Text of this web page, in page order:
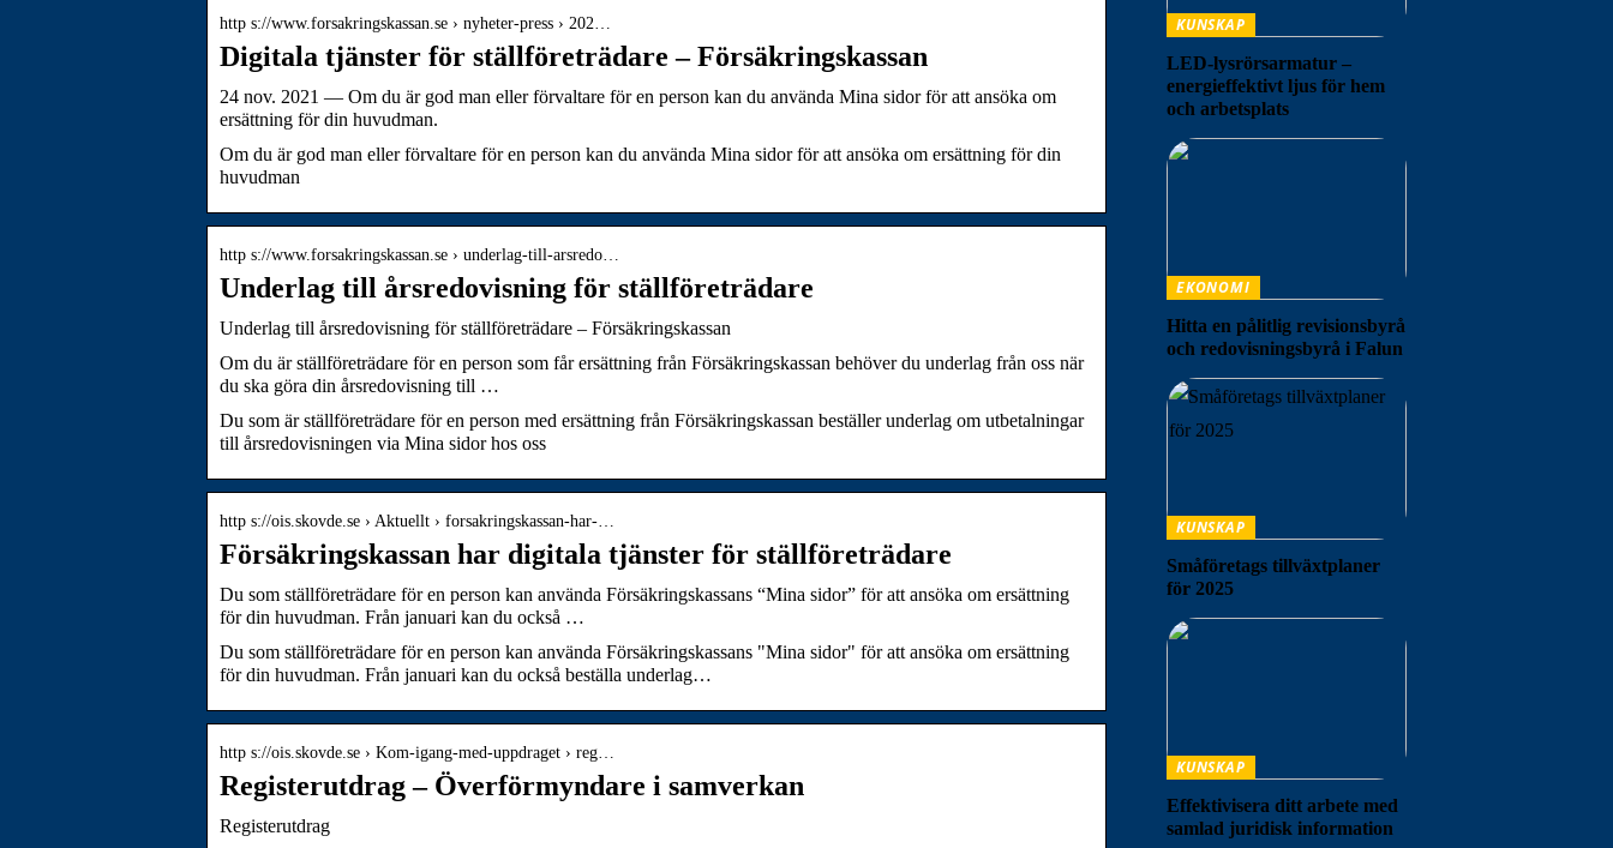
http s://www.forsakringskassan.se › nyheter-press › 202…
Digitala tjänster för ställföreträdare – Försäkringskassan
24 nov. 2021 — Om du är god man eller förvaltare för en person kan du använda Mina sidor för att ansöka om
ersättning för din huvudman.
Om du är god man eller förvaltare för en person kan du använda Mina sidor för att ansöka om ersättning för din
huvudman
http s://www.forsakringskassan.se › underlag-till-arsredo…
Underlag till årsredovisning för ställföreträdare
Underlag till årsredovisning för ställföreträdare – Försäkringskassan
Om du är ställföreträdare för en person som får ersättning från Försäkringskassan behöver du underlag från oss när
du ska göra din årsredovisning till …
Du som är ställföreträdare för en person med ersättning från Försäkringskassan beställer underlag om utbetalningar
till årsredovisningen via Mina sidor hos oss
http s://ois.skovde.se › Aktuellt › forsakringskassan-har-…
Försäkringskassan har digitala tjänster för ställföreträdare
Du som ställföreträdare för en person kan använda Försäkringskassans “Mina sidor” för att ansöka om ersättning
för din huvudman. Från januari kan du också …
Du som ställföreträdare för en person kan använda Försäkringskassans "Mina sidor" för att ansöka om ersättning
för din huvudman. Från januari kan du också beställa underlag…
http s://ois.skovde.se › Kom-igang-med-uppdraget › reg…
Registerutdrag – Överförmyndare i samverkan
Registerutdrag
KUNSKAP
LED-lysrörsarmatur –
energieffektivt ljus för hem
och arbetsplats
EKONOMI
Hitta en pålitlig revisionsbyrå
och redovisningsbyrå i Falun
KUNSKAP
Småföretags tillväxtplaner
för 2025
KUNSKAP
Effektivisera ditt arbete med
samlad juridisk information